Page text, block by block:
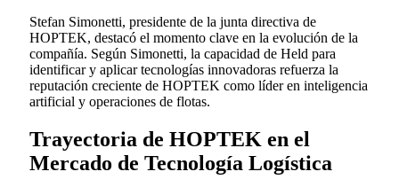
Stefan Simonetti, presidente de la junta directiva de
HOPTEK, destacó el momento clave en la evolución de la
compañía. Según Simonetti, la capacidad de Held para
identificar y aplicar tecnologías innovadoras refuerza la
reputación creciente de HOPTEK como líder en inteligencia
artificial y operaciones de flotas.
Trayectoria de HOPTEK en el
Mercado de Tecnología Logística